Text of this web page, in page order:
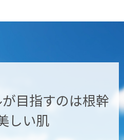
目指すのは根幹
しい肌